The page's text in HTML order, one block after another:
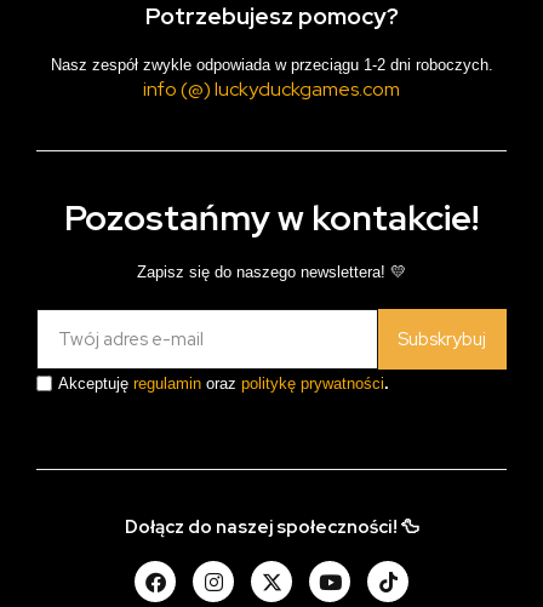
Potrzebujesz pomocy?
Nasz zespół zwykle odpowiada w przeciągu 1-2 dni roboczych.
info (@) luckyduckgames.com
Pozostańmy w kontakcie!
Zapisz się do naszego newslettera! 💛
Subskrybuj
Akceptuję regulamin oraz politykę prywatności.
Dołącz do naszej społeczności! 🦆